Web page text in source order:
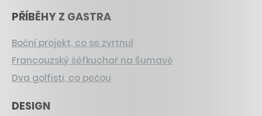
PŘÍBĚHY Z GASTRA
Boční projekt, co se zvrtnul
Francouzský šéfkuchař na Šumavě
Dva golfisti, co pečou
DESIGN